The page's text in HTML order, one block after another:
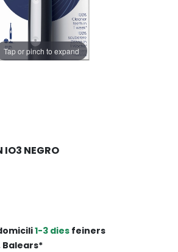
Tap or pinch to expand
IO3 NEGRO
1-3 dies feiners